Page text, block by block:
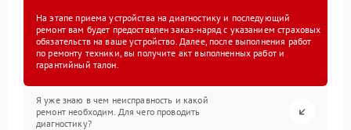
На этапе приема устройства на диагностику и последующий
ремонт вам будет предоставлен заказ-наряд с указанием страховых
обязательств на ваше устройство. Далее, после выполнения работ
по ремонту техники, вы получите акт выполненных работ и
гарантийный талон.
Я уже знаю в чем неисправность и какой
ремонт необходим. Для чего проводить
диагностику?